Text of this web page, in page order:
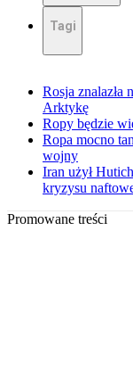
Tagi
Rosja znalazła
Arktykę
Ropy będzie
Ropa mocno
wojny
Iran użył
kryzysu
Promowane treści